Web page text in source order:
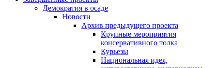
Демократия в осаде
Новости
Архив предыдущего проекта
Крупные мероприятия
консервативного толка
Курьезы
Национальная идея,